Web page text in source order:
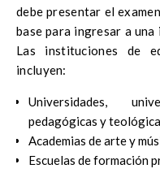
debe presentar el
base para ingresar a
Las instituciones de
incluyen:
Universidades,
pedagógicas y
Academias de arte y
Escuelas de formación